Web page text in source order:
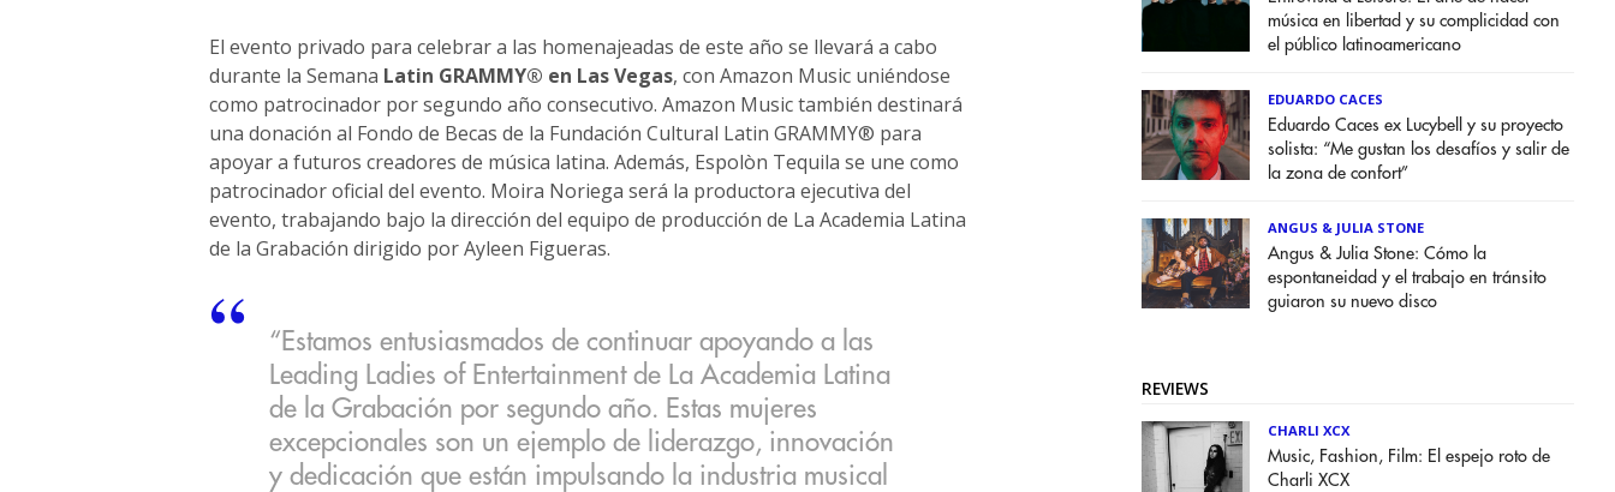
El evento privado para celebrar a las homenajeadas de este año se llevará a cabo
durante la Semana Latin GRAMMY® en Las Vegas, con Amazon Music uniéndose
como patrocinador por segundo año consecutivo. Amazon Music también destinará
una donación al Fondo de Becas de la Fundación Cultural Latin GRAMMY® para
apoyar a futuros creadores de música latina. Además, Espolòn Tequila se une como
patrocinador oficial del evento. Moira Noriega será la productora ejecutiva del
evento, trabajando bajo la dirección del equipo de producción de La Academia Latina
de la Grabación dirigido por Ayleen Figueras.
“Estamos entusiasmados de continuar apoyando a las
Leading Ladies of Entertainment de La Academia Latina
de la Grabación por segundo año. Estas mujeres
excepcionales son un ejemplo de liderazgo, innovación
y dedicación que están impulsando la industria musical
música en libertad y su complicidad con
el público latinoamericano
EDUARDO CACES
Eduardo Caces ex Lucybell y su proyecto
solista: “Me gustan los desafíos y salir de
la zona de confort”
ANGUS & JULIA STONE
Angus & Julia Stone: Cómo la
espontaneidad y el trabajo en tránsito
guiaron su nuevo disco
REVIEWS
CHARLI XCX
Music, Fashion, Film: El espejo roto de
Charli XCX